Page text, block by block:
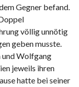
Gegner befand.
völlig unnötig
geben musste.
und Wolfgang
jeweils ihren
hatte bei seiner